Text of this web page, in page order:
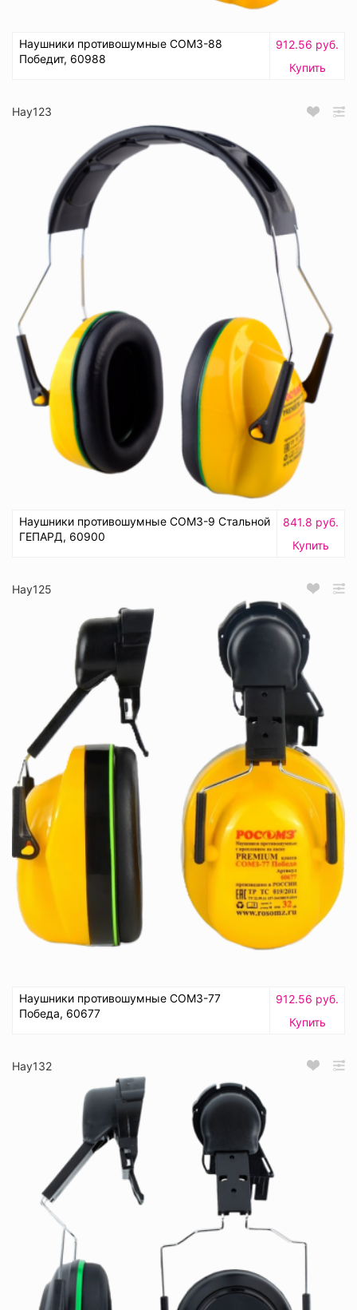
Наушники противошумные СОМЗ-88
Победит, 60988
912.56 руб.
Купить
Нау123
Наушники противошумные СОМЗ-9 Стальной
ГЕПАРД, 60900
841.8 руб.
Купить
Нау125
Наушники противошумные СОМЗ-77
Победа, 60677
912.56 руб.
Купить
Нау132